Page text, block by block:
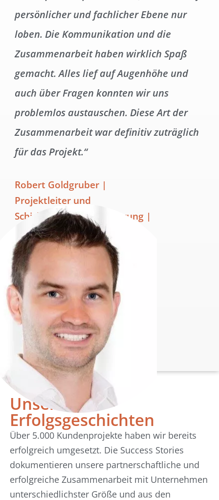
persönlicher und fachlicher Ebene nur
loben. Die Kommunikation und die
Zusammenarbeit haben wirklich Spaß
gemacht. Alles lief auf Augenhöhe und
auch über Fragen konnten wir uns
problemlos austauschen. Diese Art der
Zusammenarbeit war definitiv zuträglich
für das Projekt.“
Robert Goldgruber |
Projektleiter und
Schichtplanimplementierung |
Frutura
Unsere
Erfolgsgeschichten
Über 5.000 Kundenprojekte haben wir bereits
erfolgreich umgesetzt. Die Success Stories
dokumentieren unsere partnerschaftliche und
erfolgreiche Zusammenarbeit mit Unternehmen
unterschiedlichster Größe und aus den